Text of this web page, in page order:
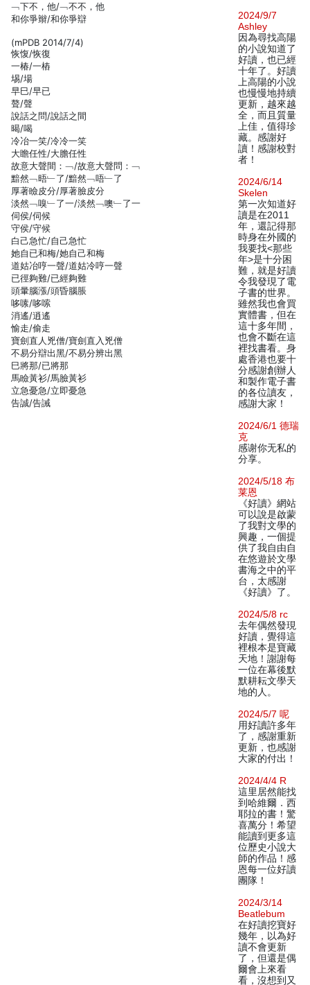
﹁下不，他/﹁不不，他
和你爭辮/和你爭辯
(mPDB 2014/7/4)
恢愎/恢復
一椿/一樁
埸/場
早巳/早已
聱/聲
說話之問/說話之間
暍/喝
冷冶一笑/冷冷一笑
大瞻任性/大膽任性
故意大聲間：﹁/故意大聲問：﹁
黯然﹁晤﹂了/黯然﹁唔﹂了
厚著瞼皮分/厚著臉皮分
淡然﹁嗅﹂了一/淡然﹁噢﹂了一
伺侯/伺候
守侯/守候
白己急忙/自己急忙
她自已和梅/她自己和梅
道姑冶哼一聲/道姑冷哼一聲
已徑夠難/已經夠難
頭暈腦漲/頭昏腦脹
哆嗉/哆嗦
消遙/逍遙
愉走/偷走
寶劍直人兇僧/寶劍直入兇僧
不易分辯出黑/不易分辨出黑
巳將那/已將那
馬瞼黃衫/馬臉黃衫
立急憂急/立即憂急
告誠/告誡
2024/9/7
Ashley
因為尋找高陽
的小說知道了
好讀，也已經
十年了。好讀
上高陽的小說
也慢慢地持續
更新，越來越
全，而且質量
上佳，值得珍
藏。感謝好
讀！感謝校對
者！
2024/6/14
Skelen
第一次知道好
讀是在2011
年，還記得那
時身在外國的
我要找<那些
年>是十分困
難，就是好讀
令我發現了電
子書的世界。
雖然我也會買
實體書，但在
這十多年間，
也會不斷在這
裡找書看。身
處香港也要十
分感謝創辦人
和製作電子書
的各位讀友，
感謝大家！
2024/6/1 德瑞
克
感谢你无私的
分享。
2024/5/18 布
莱恩
《好讀》網站
可以說是啟蒙
了我對文學的
興趣，一個提
供了我自由自
在悠遊於文學
書海之中的平
台，太感謝
《好讀》了。
2024/5/8 rc
去年偶然發現
好讀，覺得這
裡根本是寶藏
天地！謝謝每
一位在幕後默
默耕耘文學天
地的人。
2024/5/7 呢
用好讀許多年
了，感謝重新
更新，也感謝
大家的付出！
2024/4/4 R
這里居然能找
到哈維爾．西
耶拉的書！驚
喜萬分！希望
能讀到更多這
位歷史小說大
師的作品！感
恩每一位好讀
團隊！
2024/3/14
Beatlebum
在好讀挖寶好
幾年，以為好
讀不會更新
了，但還是偶
爾會上來看
看，沒想到又